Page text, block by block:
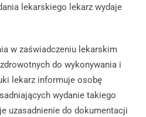
lekarskiego lekarz wydaje
w zaświadczeniu lekarskim
do wykonywania i
lekarz informuje osobę
wydanie takiego
uzasadnienie do dokumentacji